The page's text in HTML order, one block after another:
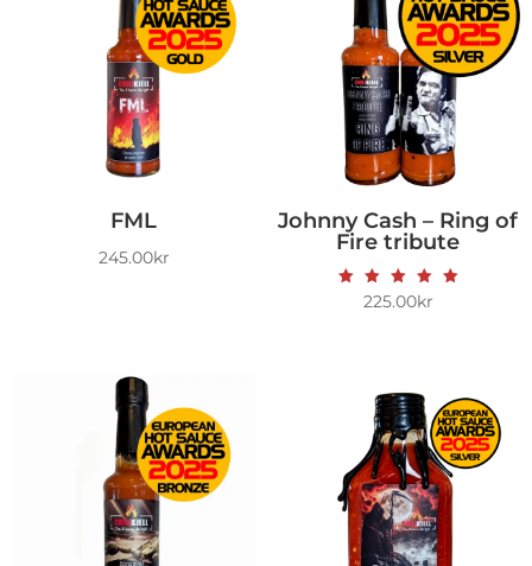
FML
245.00kr
Johnny Cash – Ring of
Fire tribute
Vurdert
5.00
225.00kr